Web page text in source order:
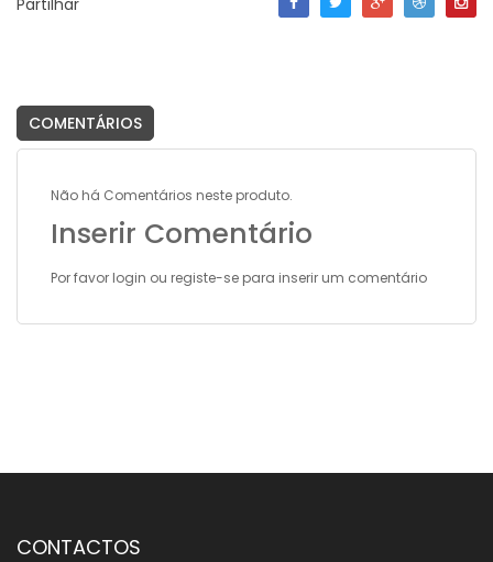
COMENTÁRIOS
Não há Comentários neste produto.
Inserir Comentário
Por favor login ou registe-se para inserir um comentário
CONTACTOS